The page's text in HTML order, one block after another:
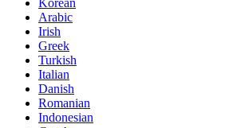
Korean
Arabic
Irish
Greek
Turkish
Italian
Danish
Romanian
Indonesian